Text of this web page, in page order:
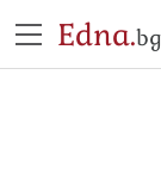
Edna.bg